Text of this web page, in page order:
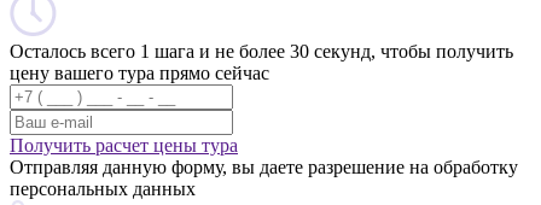
Осталось всего 1 шага и не более 30 секунд, чтобы получить
цену вашего тура прямо сейчас
Получить расчет цены тура
Отправляя данную форму, вы даете разрешение на обработку
персональных данных